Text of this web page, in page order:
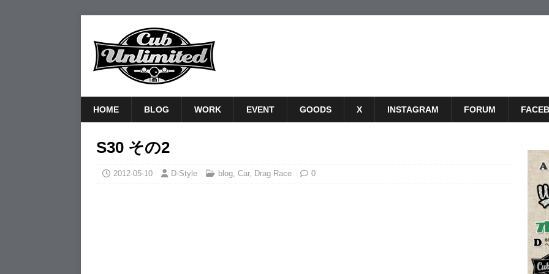
HOME BLOG WORK EVENT GOODS X INSTAGRAM FORUM
S30 その2
2012-05-10 D-Style blog, Car, Drag Race 0